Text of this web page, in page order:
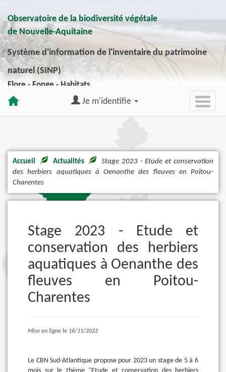
Observatoire de la biodiversité végétale
de Nouvelle-Aquitaine
Système d'information de l'inventaire du patrimoine
naturel (SINP)
Flore - Fonge - Habitats
Je m'identifie
Accueil Actualités
Stage 2023 - Etude et conservation
des herbiers aquatiques à Oenanthe des fleuves en Poitou-
Charentes
Stage 2023 - Etude et
conservation des herbiers
aquatiques à Oenanthe des
fleuves en Poitou-
Charentes
Mise en ligne le 16/11/2022
Le CBN Sud-Atlantique propose pour 2023 un stage de 5 à 6